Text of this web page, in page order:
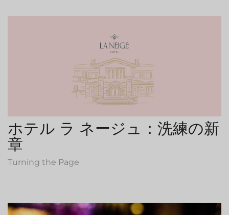
ホテル ラ ネージュ：洗練の新
章
Turning the Page